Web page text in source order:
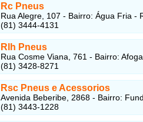
Rc Pneus
Rua Alegre, 107 - Bairro: Água Fria -
(81) 3444-4131
Rlh Pneus
Rua Cosme Viana, 761 - Bairro:
(81) 3428-8271
Rsc Pneus e Acessorios
Avenida Beberibe, 2868 - Bairro:
(81) 3443-1228